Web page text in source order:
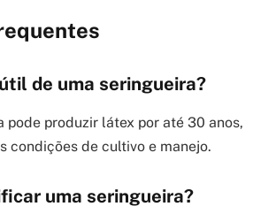
de uma seringueira?
pode produzir látex por até 30 anos,
condições de cultivo e manejo.
uma seringueira?